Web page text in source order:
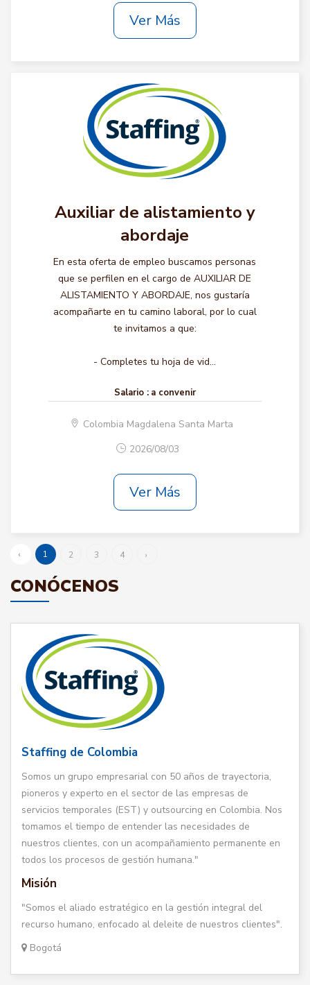
Ver Más
Auxiliar de alistamiento y
abordaje
En esta oferta de empleo buscamos personas
que se perfilen en el cargo de AUXILIAR DE
ALISTAMIENTO Y ABORDAJE, nos gustaría
acompañarte en tu camino laboral, por lo cual
te invitamos a que:
- Completes tu hoja de vid...
Salario : a convenir
Colombia Magdalena Santa Marta
2026/08/03
Ver Más
‹ 1 2 3 4 ›
CONÓCENOS
Staffing de Colombia
Somos un grupo empresarial con 50 años de trayectoria,
pioneros y experto en el sector de las empresas de
servicios temporales (EST) y outsourcing en Colombia. Nos
tomamos el tiempo de entender las necesidades de
nuestros clientes, con un acompañamiento permanente en
todos los procesos de gestión humana."
Misión
"Somos el aliado estratégico en la gestión integral del
recurso humano, enfocado al deleite de nuestros clientes".
Bogotá